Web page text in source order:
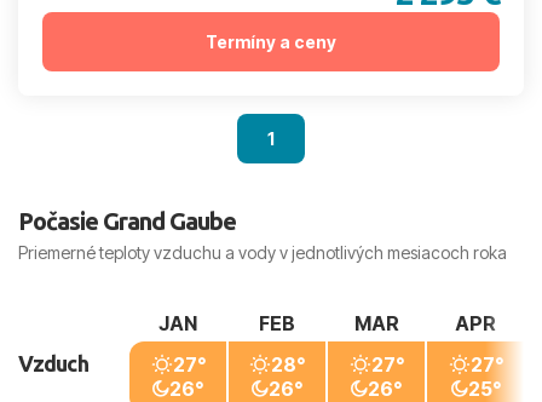
Termíny a ceny
1
Počasie Grand Gaube
Priemerné teploty vzduchu a vody v jednotlivých mesiacoch roka
Vzduch
JAN
27°
26°
FEB
28°
26°
MAR
27°
26°
APR
27°
25°